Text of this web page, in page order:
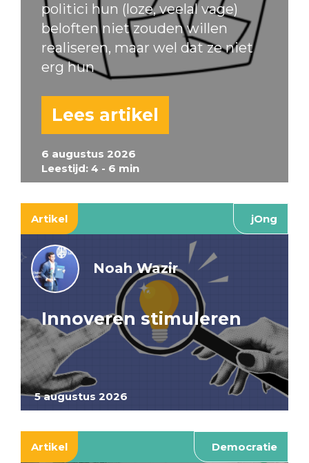
6 augustus 2026
Leestijd: 4 - 6 min
politici hun (loze, veelal vage)
beloften niet zouden willen
realiseren, maar wel dat ze niet
erg hun
Lees artikel
Artikel jOng
5 augustus 2026
Noah Wazir
Innoveren stimuleren
Artikel Democratie